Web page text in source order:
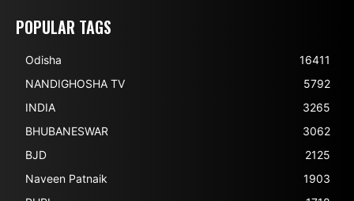
POPULAR TAGS
Odisha
16411
NANDIGHOSHA TV
5792
INDIA
3265
BHUBANESWAR
3062
BJD
2125
Naveen Patnaik
1903